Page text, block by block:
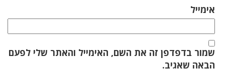
אימייל
שמור בדפדפן זה את השם, האימייל והאתר שלי לפעם
הבאה שאגיב.